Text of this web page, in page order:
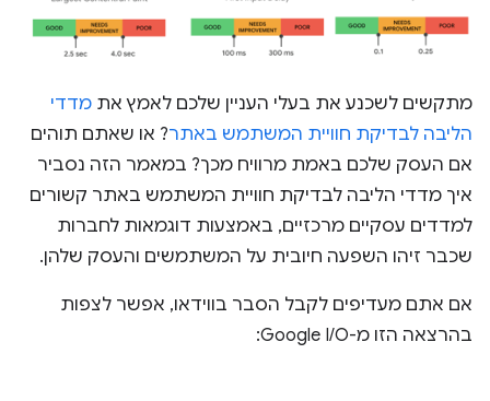
מתקשים לשכנע את בעלי העניין שלכם לאמץ את מדדי
הליבה לבדיקת חוויית המשתמש באתר? או שאתם תוהים
אם העסק שלכם באמת מרוויח מכך? במאמר הזה נסביר
איך מדדי הליבה לבדיקת חוויית המשתמש באתר קשורים
למדדים עסקיים מרכזיים, באמצעות דוגמאות לחברות
שכבר זיהו השפעה חיובית על המשתמשים והעסק שלהן.
אם אתם מעדיפים לקבל הסבר בווידאו, אפשר לצפות
בהרצאה הזו מ-Google I/O: